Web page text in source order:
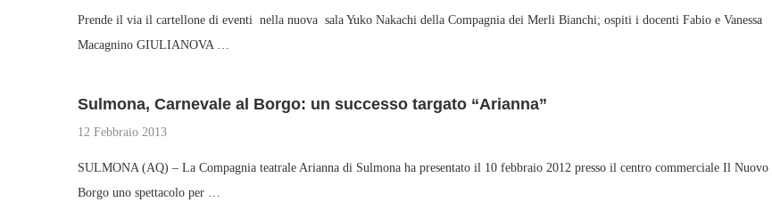
Prende il via il cartellone di eventi nella nuova sala Yuko Nakachi della Compagnia dei Merli Bianchi; ospiti i docenti Fabio e Vanessa
Macagnino GIULIANOVA …
Sulmona, Carnevale al Borgo: un successo targato “Arianna”
12 Febbraio 2013
SULMONA (AQ) – La Compagnia teatrale Arianna di Sulmona ha presentato il 10 febbraio 2012 presso il centro commerciale Il Nuovo
Borgo uno spettacolo per …